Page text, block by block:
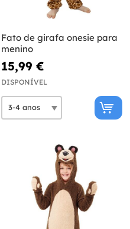
Fato de girafa onesie para
menino
15,99 €
DISPONÍVEL